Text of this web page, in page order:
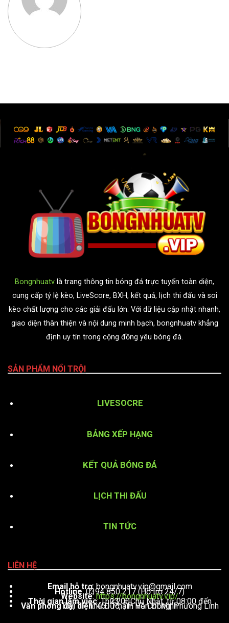
Bongnhuatv là trang thông tin bóng đá trực tuyến toàn diện,
cung cấp tỷ lệ kèo, LiveScore, BXH, kết quả, lịch thi đấu và soi
kèo chất lượng cho các giải đấu lớn. Với dữ liệu cập nhật nhanh,
giao diện thân thiện và nội dung minh bạch, bongnhuatv khẳng
định uy tín trong cộng đồng yêu bóng đá.
SẢN PHẨM NỔI TRỘI
LIVESOCRE
BẢNG XẾP HẠNG
KẾT QUẢ BÓNG ĐÁ
LỊCH THI ĐẤU
TIN TỨC
LIÊN HỆ
Email hỗ trợ:bongnhuatv.vip@gmail.com
Hotline: 0394 850 217 (Hỗ trợ 24/7)
Website:https://bongnhuatv.vip/
Thời gian làm việc : Thứ 2 – Chủ Nhật, từ 08:00 đến 23:00
Văn phòng đại diện: 451 Phạm Văn Đồng, Phường Linh Tây, TP. Thủ Đức, TP. Hồ Chí Minh